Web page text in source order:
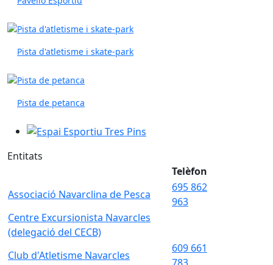
Pista d'atletisme i skate-park
Pista de petanca
Espai Esportiu Tres Pins
Entitats
Telèfon
Associació Navarclina de Pesca
695 862
963
Centre Excursionista Navarcles
(delegació del CECB)
Club d'Atletisme Navarcles
609 661